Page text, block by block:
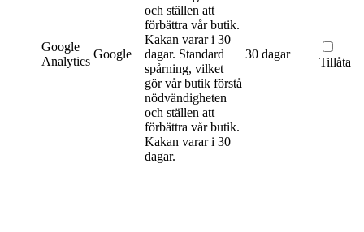
Google
Analytics
Google
och ställen att
förbättra vår butik.
Kakan varar i 30
dagar. Standard
spårning, vilket
gör vår butik förstå
nödvändigheten
och ställen att
förbättra vår butik.
Kakan varar i 30
dagar.
30 dagar
Tillåta